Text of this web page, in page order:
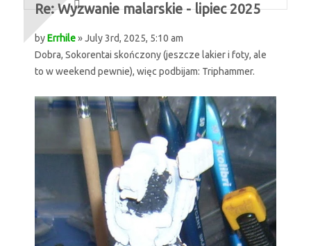
Re: Wyzwanie malarskie - lipiec 2025
byErrhile» July 3rd, 2025, 5:10 am
Dobra, Sokorentai skończony (jeszcze lakier i foty, ale
to w weekend pewnie), więc podbijam: Triphammer.